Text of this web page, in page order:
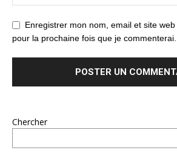
Enregistrer mon nom, email et site
pour la prochaine fois que je commenterai.
Chercher